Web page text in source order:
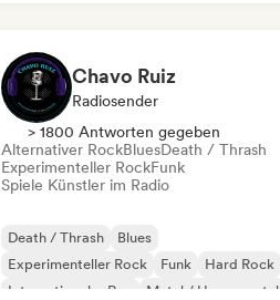
Chavo Ruiz
Radiosender
> 1800 Antworten gegeben
Alternativer RockBluesDeath / Thrash
Experimenteller RockFunk
Spiele Künstler im Radio
Death / Thrash
Blues
Experimenteller Rock
Funk
Hard Rock
Internationaler Rap
Metal / Heavy metal